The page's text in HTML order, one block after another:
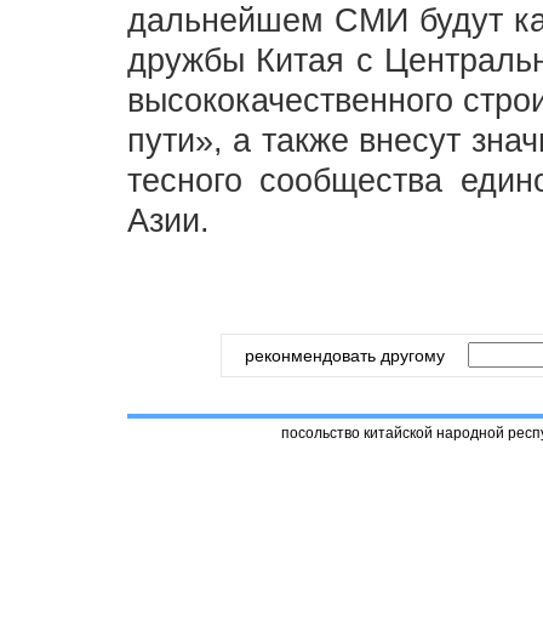
дальнейшем СМИ будут
дружбы Китая с
высококачественного
пути», а также внесут
тесного сообщества
Азии.
реконмендовать другому
посольство китайской народной